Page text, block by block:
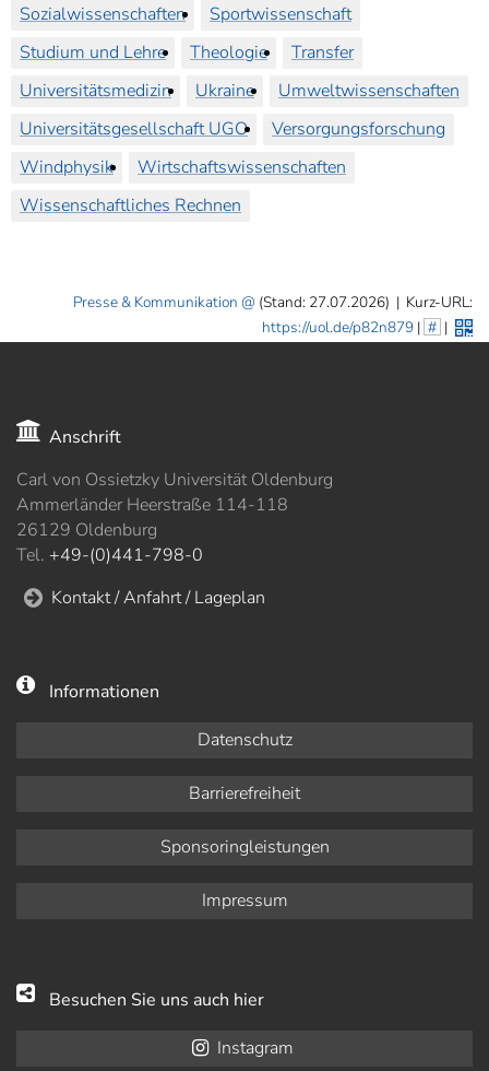
Sozialwissenschaften
Sportwissenschaft
Studium und Lehre
Theologie
Transfer
Universitätsmedizin
Ukraine
Umweltwissenschaften
Universitätsgesellschaft UGO
Versorgungsforschung
Windphysik
Wirtschaftswissenschaften
Wissenschaftliches Rechnen
Presse & Kommunikation (Stand: 27.07.2026) | Kurz-URL:
https://uol.de/p82n879| # |
Anschrift
Carl von Ossietzky Universität Oldenburg
Ammerländer Heerstraße 114-118
26129 Oldenburg
Tel. +49-(0)441-798-0
Kontakt / Anfahrt / Lageplan
Informationen
Datenschutz
Barrierefreiheit
Sponsoringleistungen
Impressum
Besuchen Sie uns auch hier
Instagram